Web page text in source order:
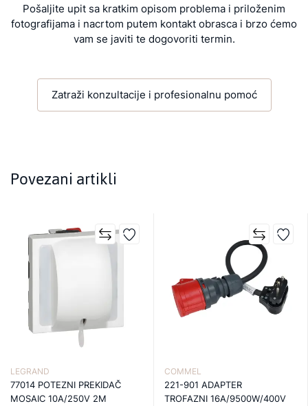
Pošaljite upit sa kratkim opisom problema i priloženim
fotografijama i nacrtom putem kontakt obrasca i brzo ćemo
vam se javiti te dogovoriti termin.
Zatraži konzultacije i profesionalnu pomoć
Povezani artikli
LEGRAND
77014 POTEZNI PREKIDAČ
MOSAIC 10A/250V 2M
COMMEL
221-901 ADAPTER
TROFAZNI 16A/9500W/400V